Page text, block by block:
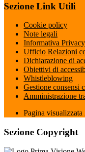
Sezione Link Utili
Cookie policy
Note legali
Informativa Privacy
Ufficio Relazioni
Dichiarazione di
Obiettivi di
Whistleblowing
Gestione consensi
Amministrazione
Pagina visualizzata
Sezione Copyright